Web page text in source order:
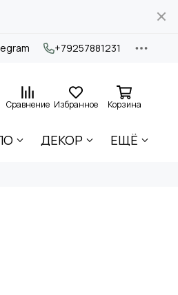
+79257881231
Сравнение Избранное Корзина
ДЕКОР ЕЩЁ